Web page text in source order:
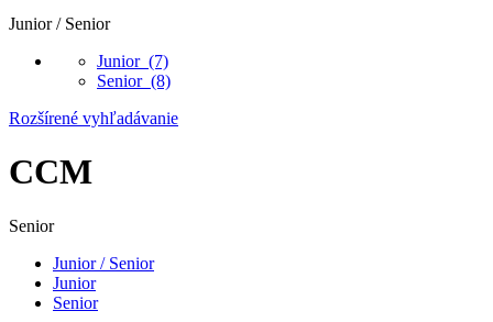
Junior / Senior
Junior (7)
Senior (8)
Rozšírené vyhľadávanie
CCM
Senior
Junior / Senior
Junior
Senior